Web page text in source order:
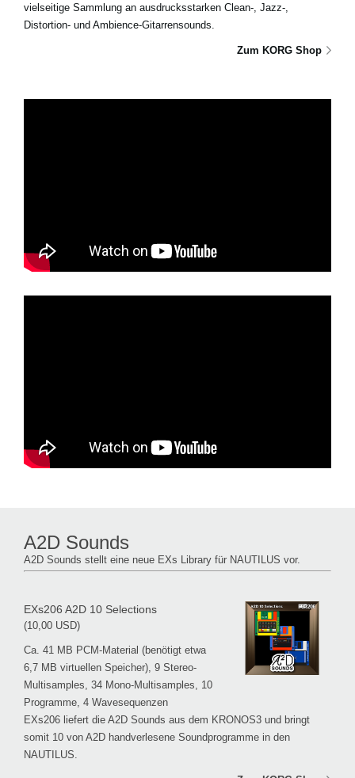
vielseitige Sammlung an ausdrucksstarken Clean-, Jazz-,
Distortion- und Ambience-Gitarrensounds.
Zum KORG Shop
A2D Sounds
A2D Sounds stellt eine neue EXs Library für NAUTILUS vor.
EXs206 A2D 10 Selections
(10,00 USD)
Ca. 41 MB PCM-Material (benötigt etwa
6,7 MB virtuellen Speicher), 9 Stereo-
Multisamples, 34 Mono-Multisamples, 10
Programme, 4 Wavesequenzen
EXs206 liefert die A2D Sounds aus dem KRONOS3 und bringt
somit 10 von A2D handverlesene Soundprogramme in den
NAUTILUS.